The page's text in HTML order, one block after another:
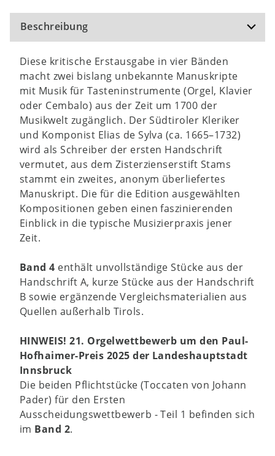
Beschreibung
Diese kritische Erstausgabe in vier Bänden
macht zwei bislang unbekannte Manuskripte
mit Musik für Tasteninstrumente (Orgel, Klavier
oder Cembalo) aus der Zeit um 1700 der
Musikwelt zugänglich. Der Südtiroler Kleriker
und Komponist Elias de Sylva (ca. 1665–1732)
wird als Schreiber der ersten Handschrift
vermutet, aus dem Zisterzienserstift Stams
stammt ein zweites, anonym überliefertes
Manuskript. Die für die Edition ausgewählten
Kompositionen geben einen faszinierenden
Einblick in die typische Musizierpraxis jener
Zeit.
Band 4 enthält unvollständige Stücke aus der
Handschrift A, kurze Stücke aus der Handschrift
B sowie ergänzende Vergleichsmaterialien aus
Quellen außerhalb Tirols.
HINWEIS! 21. Orgelwettbewerb um den Paul-
Hofhaimer-Preis 2025 der Landeshauptstadt
Innsbruck
Die beiden Pflichtstücke (Toccaten von Johann
Pader) für den Ersten
Ausscheidungswettbewerb - Teil 1 befinden sich
im Band 2.